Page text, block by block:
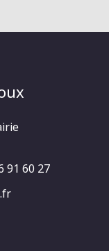
91 60 27